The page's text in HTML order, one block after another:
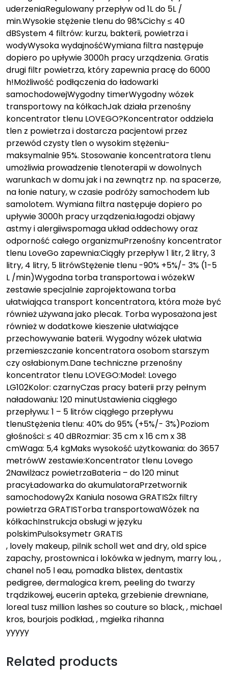
uderzeniaRegulowany przepływ od 1L do 5L /
min.Wysokie stężenie tlenu do 98%Cichy ≤ 40
dBSystem 4 filtrów: kurzu, bakterii, powietrza i
wodyWysoka wydajnośćWymiana filtra następuje
dopiero po upływie 3000h pracy urządzenia. Gratis
drugi filtr powietrza, który zapewnia pracę do 6000
h!Możliwość podłączenia do ładowarki
samochodowejWygodny timerWygodny wózek
transportowy na kółkachJak działa przenośny
koncentrator tlenu LOVEGO?Koncentrator oddziela
tlen z powietrza i dostarcza pacjentowi przez
przewód czysty tlen o wysokim stężeniu-
maksymalnie 95%. Stosowanie koncentratora tlenu
umożliwia prowadzenie tlenoterapii w dowolnych
warunkach w domu jak i na zewnątrz np. na spacerze,
na łonie natury, w czasie podróży samochodem lub
samolotem. Wymiana filtra następuje dopiero po
upływie 3000h pracy urządzenia.łagodzi objawy
astmy i alergiiwspomaga układ oddechowy oraz
odporność całego organizmuPrzenośny koncentrator
tlenu LoveGo zapewnia:Ciągły przepływ 1 litr, 2 litry, 3
litry, 4 litry, 5 litrówStężenie tlenu -90% +5%/- 3% (1-5
L /min)Wygodna torba transportowa i wózekW
zestawie specjalnie zaprojektowana torba
ułatwiająca transport koncentratora, która może być
również używana jako plecak. Torba wyposażona jest
również w dodatkowe kieszenie ułatwiające
przechowywanie baterii. Wygodny wózek ułatwia
przemieszczanie koncentratora osobom starszym
czy osłabionym.Dane techniczne przenośny
koncentrator tlenu LOVEGO:Model: Lovego
LG102Kolor: czarnyCzas pracy baterii przy pełnym
naładowaniu: 120 minutUstawienia ciągłego
przepływu: 1 – 5 litrów ciągłego przepływu
tlenuStężenia tlenu: 40% do 95% (+5%/- 3%)Poziom
głośności: ≤ 40 dBRozmiar: 35 cm x 16 cm x 38
cmWaga: 5,4 kgMaks wysokość użytkowania: do 3657
metrówW zestawie:Koncentrator tlenu Lovego
2Nawilżacz powietrzaBateria – do 120 minut
pracyŁadowarka do akumulatoraPrzetwornik
samochodowy2x Kaniula nosowa GRATIS2x filtry
powietrza GRATISTorba transportowaWózek na
kółkachInstrukcja obsługi w języku
polskimPulsoksymetr GRATIS
, lovely makeup, pilnik scholl wet and dry, old spice
zapachy, prostownica i lokówka w jednym, marry lou, ,
chanel no5 l eau, pomadka blistex, dentastix
pedigree, dermalogica krem, peeling do twarzy
trądzikowej, eucerin apteka, grzebienie drewniane,
loreal tusz million lashes so couture so black, , michael
kros, bourjois podkład, , mgiełka rihanna
yyyyy
Related products